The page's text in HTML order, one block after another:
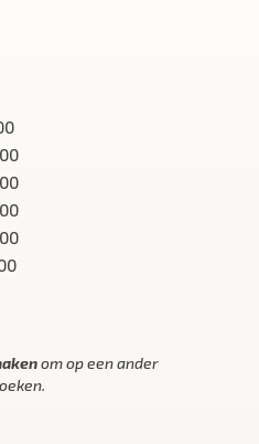
om op een ander